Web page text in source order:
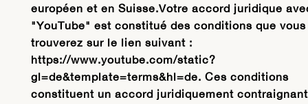
européen et en Suisse.Votre accord juridique
"YouTube" est constitué des conditions que vous
trouverez sur le lien suivant :
https://www.youtube.com/static?
gl=de&template=terms&hl=de. Ces conditions
constituent un accord juridiquement